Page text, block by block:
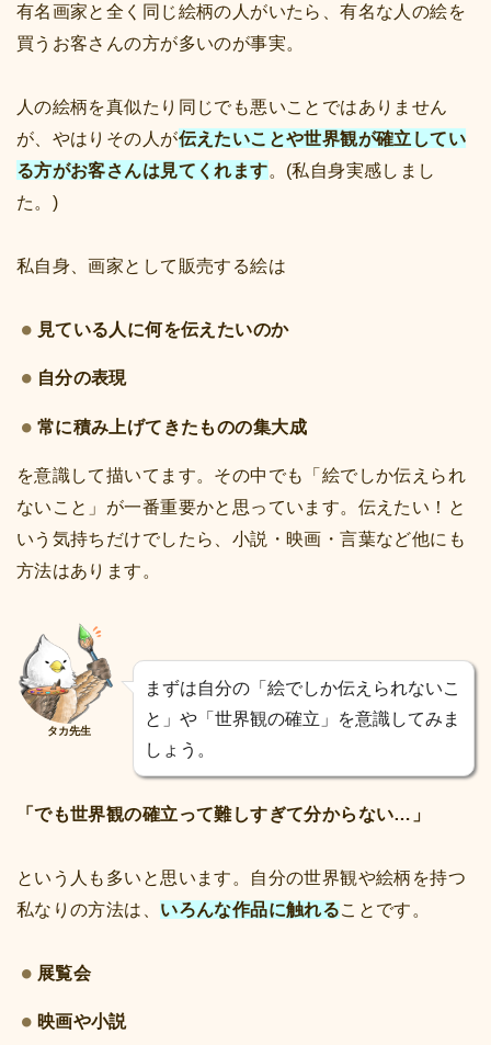
有名画家と全く同じ絵柄の人がいたら、有名な人の絵を
買うお客さんの方が多いのが事実。
人の絵柄を真似たり同じでも悪いことではありません
が、やはりその人が伝えたいことや世界観が確立してい
る方がお客さんは見てくれます。(私自身実感しまし
た。)
私自身、画家として販売する絵は
見ている人に何を伝えたいのか
自分の表現
常に積み上げてきたものの集大成
を意識して描いてます。その中でも「絵でしか伝えられ
ないこと」が一番重要かと思っています。伝えたい！と
いう気持ちだけでしたら、小説・映画・言葉など他にも
方法はあります。
タカ先生
まずは自分の「絵でしか伝えられないこ
と」や「世界観の確立」を意識してみま
しょう。
「でも世界観の確立って難しすぎて分からない…」
という人も多いと思います。自分の世界観や絵柄を持つ
私なりの方法は、 いろんな作品に触れることです。
展覧会
映画や小説